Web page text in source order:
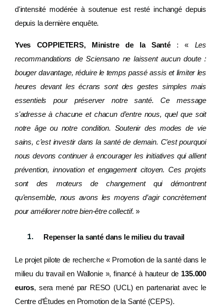
d'intensité modérée à soutenue est resté inchangé depuis
depuis la dernière enquête.
Yves COPPIETERS, Ministre de la Santé: « Les
recommandations de Sciensano ne laissent aucun doute :
bouger davantage, réduire le temps passé assis et limiter les
heures devant les écrans sont des gestes simples mais
essentiels pour préserver notre santé. Ce message
s'adresse à chacune et chacun d’entre nous, quel que soit
notre âge ou notre condition. Soutenir des modes de vie
sains, c’est investir dans la santé de demain. C’est pourquoi
nous devons continuer à encourager les initiatives qui allient
prévention, innovation et engagement citoyen. Ces projets
sont des moteurs de changement qui démontrent
qu’ensemble, nous avons les moyens d’agir concrètement
pour améliorer notre bien-être collectif.»
Repenser la santé dans le milieu du travail
Le projet pilote de recherche « Promotion de la santé dans le
milieu du travail en Wallonie », financé à hauteur de 135.000
euros, sera mené par RESO (UCL) en partenariat avec le
Centre d’Études en Promotion de la Santé (CEPS).